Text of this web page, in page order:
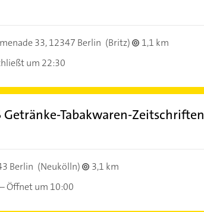
33,12347 Berlin (Britz)
1,1 km
um 22:30
Tabakwaren-Zeitschriften
Berlin (Neukölln)
3,1 km
–Öffnet um 10:00